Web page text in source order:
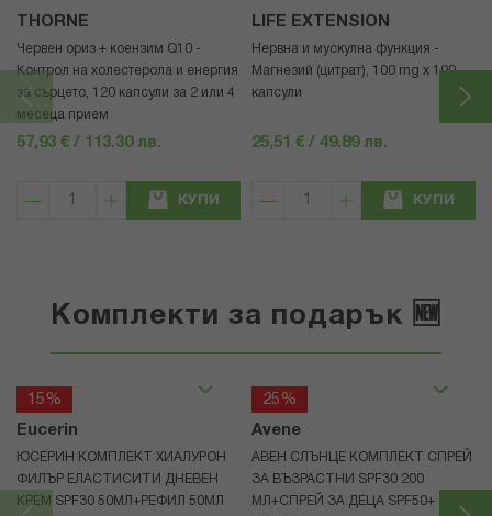
THORNE
Червен ориз + коензим Q10 -
Контрол на холестерола и енергия
за сърцето, 120 капсули за 2 или 4
месеца прием
57,93 € / 113.30 лв.
КУПИ
LIFE EXTENSION
Нервна и мускулна функция -
Магнезий (цитрат), 100 mg x 100
капсули
25,51 € / 49.89 лв.
КУПИ
Комплекти за подарък 🆕
15%
Eucerin
ЮСЕРИН КОМПЛЕКТ ХИАЛУРОН
ФИЛЪР ЕЛАСТИСИТИ ДНЕВЕН
КРЕМ SPF30 50МЛ+РЕФИЛ 50МЛ
25%
Avene
АВЕН СЛЪНЦЕ КОМПЛЕКТ СПРЕЙ
ЗА ВЪЗРАСТНИ SPF30 200
МЛ+СПРЕЙ ЗА ДЕЦА SPF50+